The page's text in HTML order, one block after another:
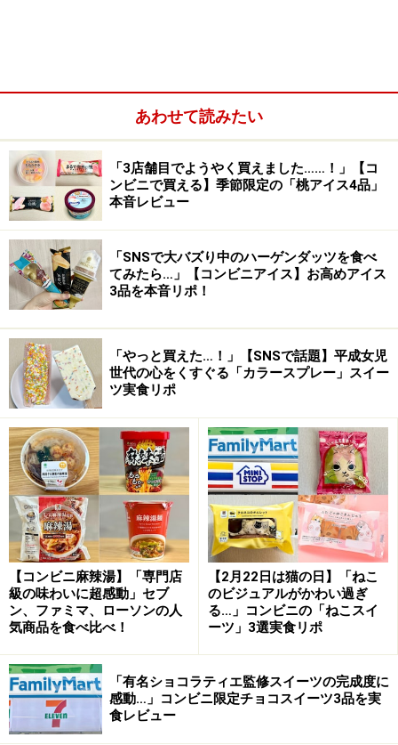
とSNSで話題になっている注目商品です。
鉄観音とは、中国・福建省を代表する烏龍茶の一種。本
商品は、鉄観音茶葉を使用したミルクティーアイスクリ
ームを鉄観音チョコレートでコーティングし、ワッフル
コーンと組み合わせた一品です。
SNSで大バズり中！ セブン-イレブン限定のレアなハーゲン
ダッツ
大人気のハーゲンダッツですが、コーンタイプはセブン-
イレブン限定。ほかでは購入できない特別感も魅力で
す。1個413円とかなり高価格帯ですが、クリーミーなア
イスとサクサクのワッフルコーンのぜいたくな組み合わ
せを楽しむことができます。
あわせて読みたい
「3店舗目でようやく買えました……！」【コ
ンビニで買える】季節限定の「桃アイス4品」
本音レビュー
「SNSで大バズり中のハーゲンダッツを食べ
てみたら…」【コンビニアイス】お高めアイス
3品を本音リポ！
「やっと買えた…！」【SNSで話題】平成女児
世代の心をくすぐる「カラースプレー」スイー
ツ実食リポ
【コンビニ麻辣湯】「専門店
級の味わいに超感動」セブ
ン、ファミマ、ローソンの人
気商品を食べ比べ！
【2月22日は猫の日】「ねこ
のビジュアルがかわい過ぎ
る…」コンビニの「ねこスイ
ーツ」3選実食リポ
「有名ショコラティエ監修スイーツの完成度に
感動…」コンビニ限定チョコスイーツ3品を実
食レビュー